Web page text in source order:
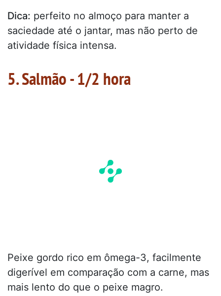
Dica: perfeito no almoço para manter a
saciedade até o jantar, mas não perto de
atividade física intensa.
5. Salmão - 1/2 hora
Peixe gordo rico em ômega-3, facilmente
digerível em comparação com a carne, mas
mais lento do que o peixe magro.